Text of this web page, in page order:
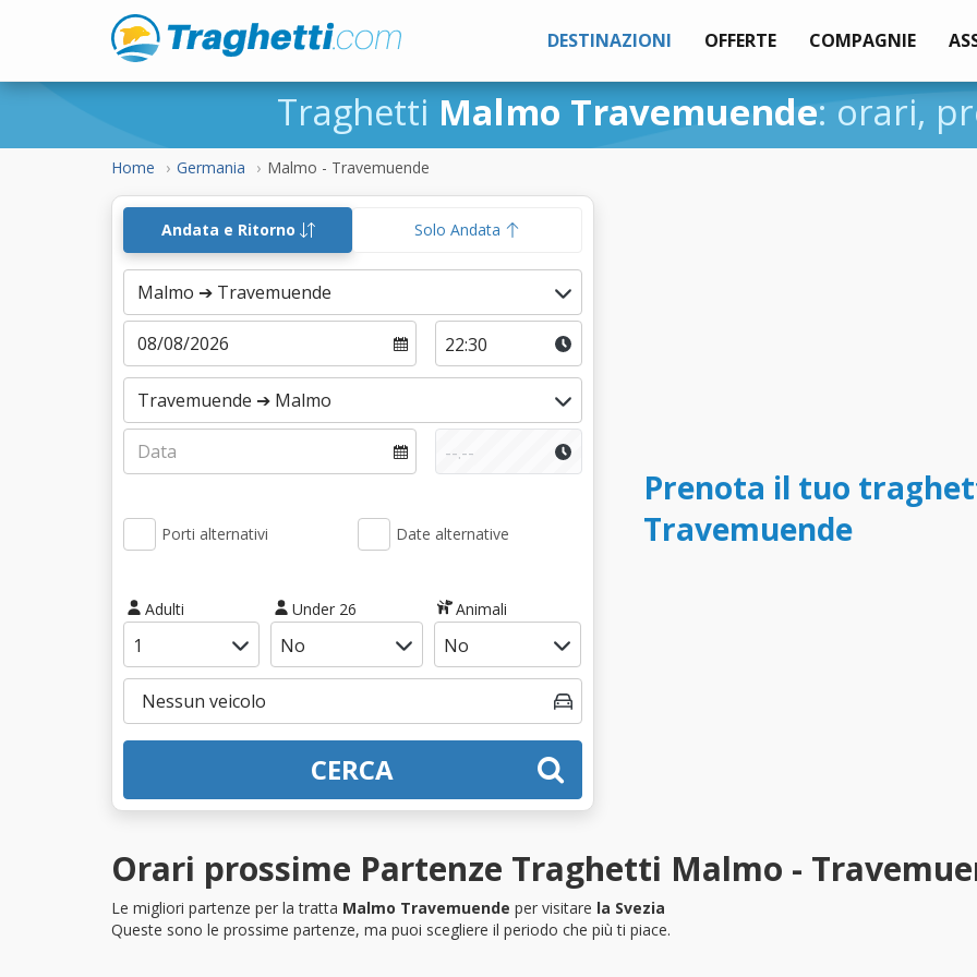
DESTINAZIONI OFFERTE COMPAGNIE
Traghetti Malmo Travemuende: orari,
Home Germania Malmo - Travemuende
Andata e Ritorno Solo Andata
Porti alternativi Date alternative
Adulti Under 26 Animali
CERCA
Prenota il tuo
Travemuende
Orari prossime Partenze Traghetti Malmo -
Le migliori partenze per la tratta Malmo Travemuende per visitare la Svezia
Queste sono le prossime partenze, ma puoi scegliere il periodo che più ti piace.